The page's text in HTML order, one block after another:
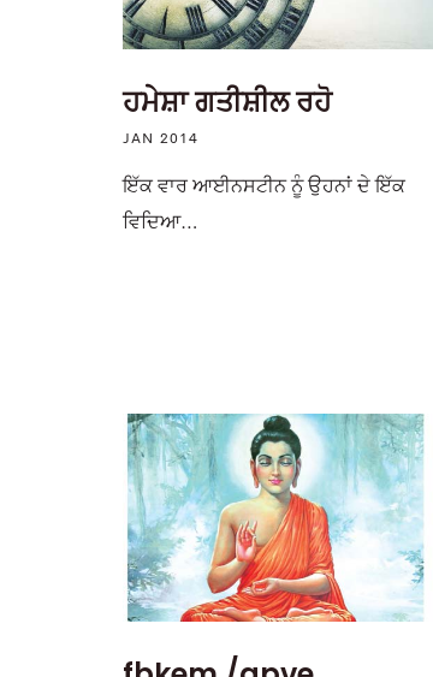
ਹਮੇਸ਼ਾ ਗਤੀਸ਼ੀਲ ਰਹੋ
JAN 2014
ਇੱਕ ਵਾਰ ਆਈਨਸਟੀਨ ਨੂੰ ਉਹਨਾਂ ਦੇ ਇੱਕ
ਵਿਦਿਆ…